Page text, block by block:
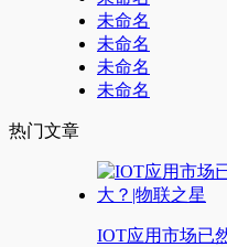
未命名
未命名
未命名
未命名
热门文章
IOT应用市场已